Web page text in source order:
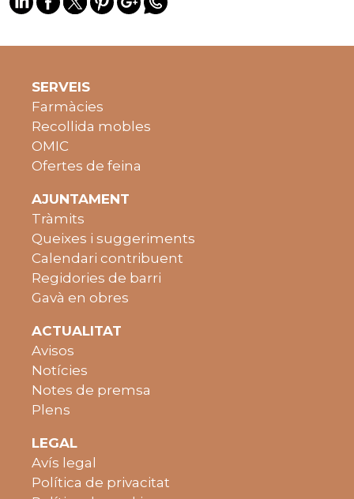
SERVEIS
Farmàcies
Recollida mobles
OMIC
Ofertes de feina
AJUNTAMENT
Tràmits
Queixes i suggeriments
Calendari contribuent
Regidories de barri
Gavà en obres
ACTUALITAT
Avisos
Notícies
Notes de premsa
Plens
LEGAL
Avís legal
Política de privacitat